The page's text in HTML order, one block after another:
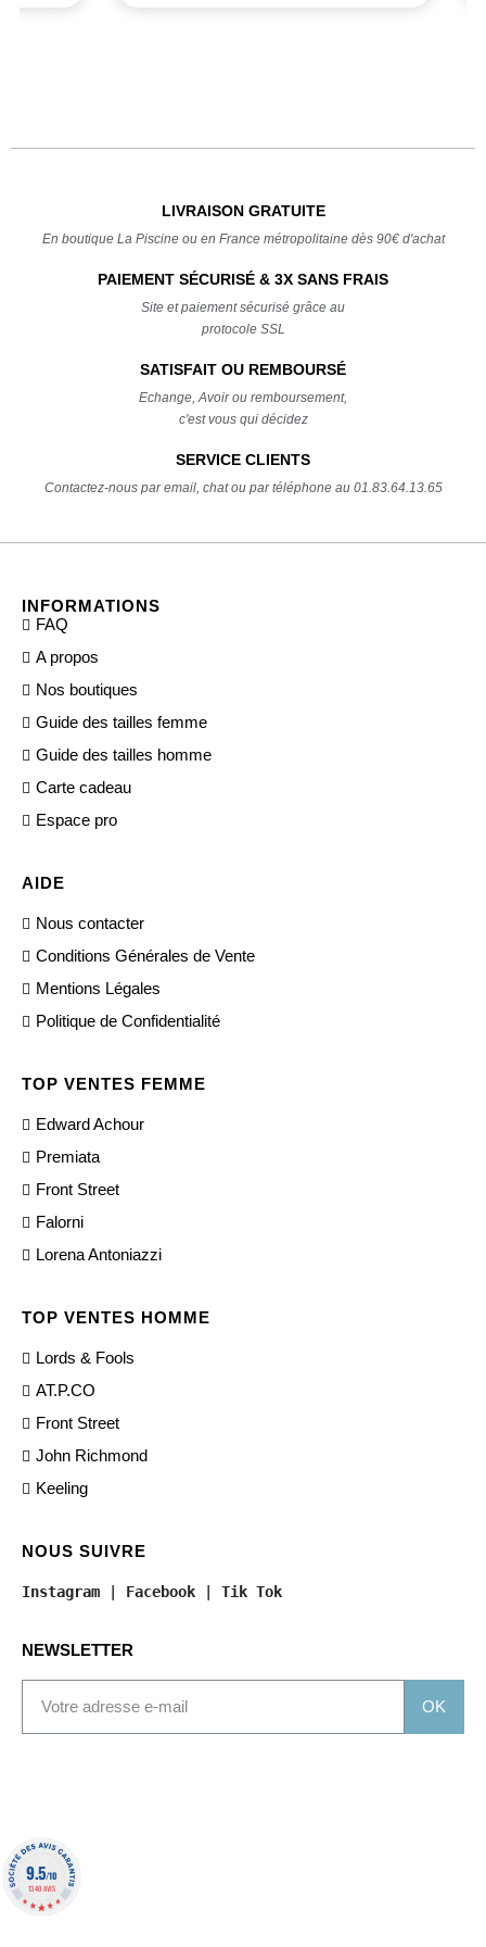
LIVRAISON GRATUITE
En boutique La Piscine ou en France métropolitaine dès 90€ d'achat
PAIEMENT SÉCURISÉ & 3X SANS FRAIS
Site et paiement sécurisé grâce au
protocole SSL
SATISFAIT OU REMBOURSÉ
Echange, Avoir ou remboursement,
c'est vous qui décidez
SERVICE CLIENTS
Contactez-nous par email, chat ou par téléphone au 01.83.64.13.65
INFORMATIONS
FAQ
A propos
Nos boutiques
Guide des tailles femme
Guide des tailles homme
Carte cadeau
Espace pro
AIDE
Nous contacter
Conditions Générales de Vente
Mentions Légales
Politique de Confidentialité
TOP VENTES FEMME
Edward Achour
Premiata
Front Street
Falorni
Lorena Antoniazzi
TOP VENTES HOMME
Lords & Fools
AT.P.CO
Front Street
John Richmond
Keeling
NOUS SUIVRE
Instagram Facebook Tik Tok
NEWSLETTER
OK
9.5/10
1340 AVIS